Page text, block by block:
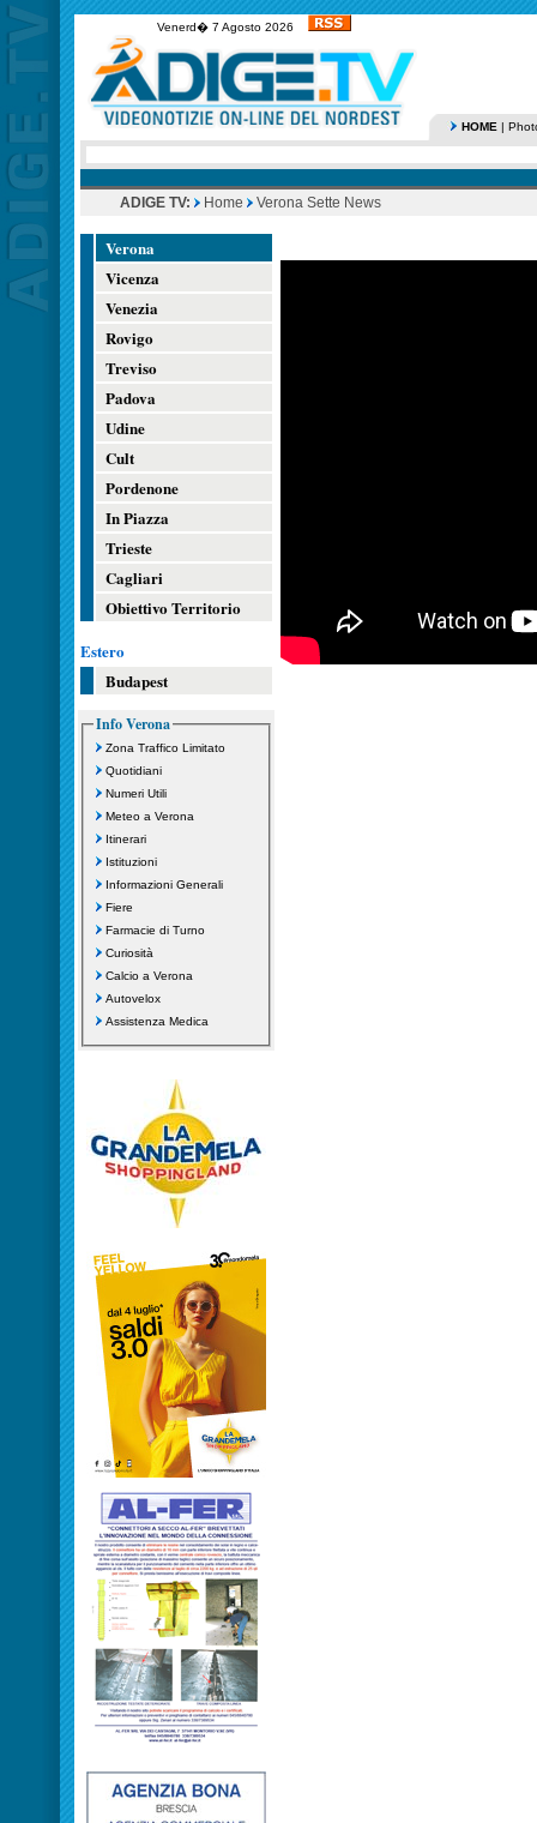
Venerd� 7 Agosto 2026
HOME |
ADIGE TV: Home Verona Sette News
Verona
Vicenza
Venezia
Rovigo
Treviso
Padova
Udine
Cult
Pordenone
In Piazza
Trieste
Cagliari
Obiettivo Territorio
Estero
Budapest
Info Verona
Zona Traffico Limitato
Quotidiani
Numeri Utili
Meteo a Verona
Itinerari
Istituzioni
Informazioni Generali
Fiere
Farmacie di Turno
Curiosità
Calcio a Verona
Autovelox
Assistenza Medica